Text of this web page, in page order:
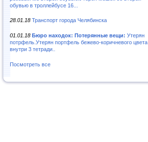
обувью в троллейбусе 16...
28.01.18 Транспорт города Челябинска
01.01.18 Бюро находок: Потерянные вещи: Утерян
потрфель.Утерян портфель бежево-коричневого цвета ,
внутри 3 тетради..
Посмотреть все